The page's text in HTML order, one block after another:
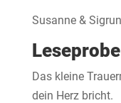
Susanne & Sigrun
Leseprobe
Das kleine
dein Herz bricht.